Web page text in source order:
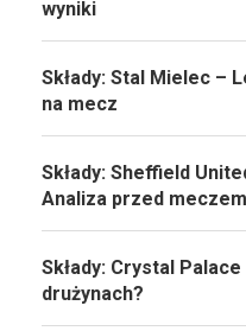
wyniki
Składy: Stal Mielec –
na mecz
Składy: Sheffield
Analiza przed meczem
Składy: Crystal
drużynach?